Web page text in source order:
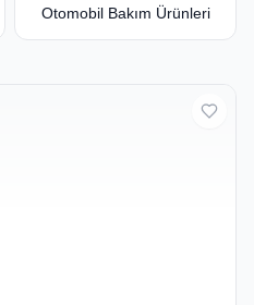
Otomobil Bakım Ürünleri